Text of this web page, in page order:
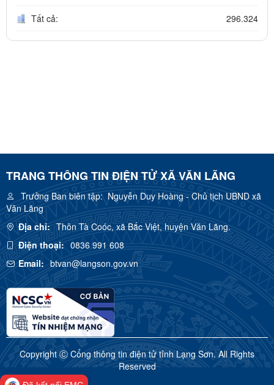
Tất cả: 296.324
TRANG THÔNG TIN ĐIỆN TỬ XÃ VĂN LÃNG
Trưởng Ban biên tập:Nguyễn Duy Hoàng - Chủ tịch UBND xã
Văn Lãng
Địa chỉ: Thôn Tà Coóc, xã Bắc Việt, huyện Văn Lãng.
Điện thoại: 0836 991 608
Email: btvan@langson.gov.vn
Copyright Ⓒ Cổng thông tin điện tử tỉnh Lạng Sơn. All Rights
Reserved